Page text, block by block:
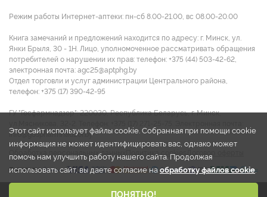
Режим работы Интернет-аптеки: пн-сб 8.00-21.00, вс 08.00-20.00
Книга замечаний и предложений находится по адресу: г. Минск, ул.
Янки Брыля, 30 - 1Н. Лицо, уполномоченное рассматривать обращения
потребителей о нарушении их прав: телефон: +375 (44) 503-42-62,
электронная почта: agc25@aptphg.by
Отдел торговли и услуг администрации Центрального района,
телефон: +375 (17) 390-42-95
ГУ "Госфармнадзор": 220030, Республика Беларусь, г. Минск,
info@gospharmnadzor.by
Обработка персональных данных Политика cookies
2026 © ООО "Аптека групп Центр"
Этот сайт использует файлы cookie. Собранная при помощи cookie
информация не может идентифицировать вас, однако может
помочь нам улучшить работу нашего сайта. Продолжая
использовать сайт, вы даете согласие на обработку файлов cookie.
ПОНЯТНО!